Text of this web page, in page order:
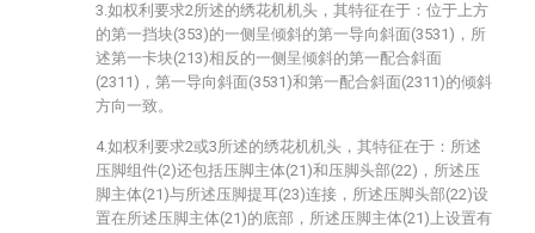
3.如权利要求2所述的绣花机机头，其特征在于：位于上方
的第一挡块(353)的一侧呈倾斜的第一导向斜面(3531)，所
述第一卡块(213)相反的一侧呈倾斜的第一配合斜面
(2311)，第一导向斜面(3531)和第一配合斜面(2311)的倾斜
方向一致。
4.如权利要求2或3所述的绣花机机头，其特征在于：所述
压脚组件(2)还包括压脚主体(21)和压脚头部(22)，所述压
脚主体(21)与所述压脚提耳(23)连接，所述压脚头部(22)设
置在所述压脚主体(21)的底部，所述压脚主体(21)上设置有